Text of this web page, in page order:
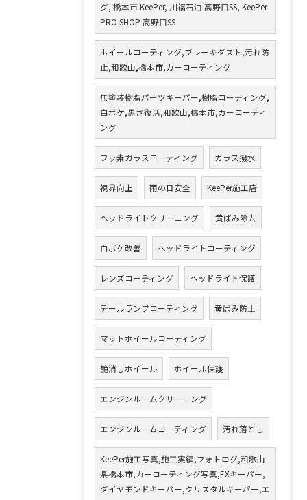
グ, 橋本市 KeePer, 川福石油 高野口SS, KeePer
PRO SHOP 高野口SS
ホイールコーティング,ブレーキダスト,汚れ防
止,和歌山,橋本市,カーコーティング
無塗装樹脂パーツキーパー,樹脂コーティング,
白ボケ,黒さ復活,和歌山,橋本市,カーコーティ
ング
フッ素ガラスコーティング ガラス撥水
視界向上 雨の日安全 KeePer施工店
ヘッドライトクリーニング 黄ばみ除去
白ボケ改善 ヘッドライトコーティング
レンズコーティング ヘッドライト保護
テールランプコーティング 黄ばみ防止
マットホイールコーティング
艶消しホイール ホイール保護
エンジンルームクリーニング
エンジンルームコーティング 汚れ落とし
KeePer施工写真,施工実績,フォトログ,和歌山
県橋本市,カーコーティング写真,EXキーパー,
ダイヤモンドキーパー,クリスタルキーパー,エ